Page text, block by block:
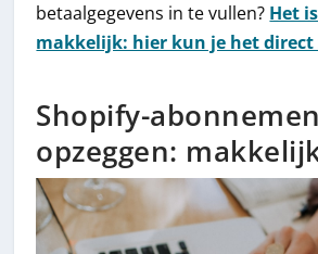
betaalgegevens in te vullen? Het
makkelijk: hier kun je het direct
Shopify-
opzeggen: